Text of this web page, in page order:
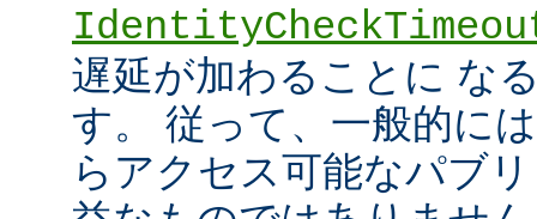
遅延が加わることに な
す。 従って、一般的に
らアクセス可能なパブ